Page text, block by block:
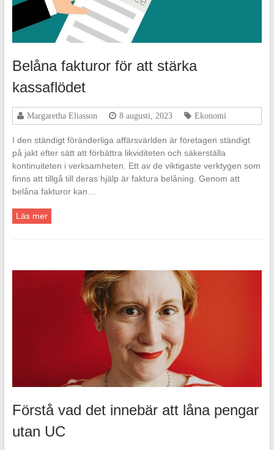
Belåna fakturor för att stärka
kassaflödet
Margaretha Eliasson 8 augusti, 2023 Ekonomi
I den ständigt föränderliga affärsvärlden är företagen ständigt
på jakt efter sätt att förbättra likviditeten och säkerställa
kontinuiteten i verksamheten. Ett av de viktigaste verktygen som
finns att tillgå till deras hjälp är faktura belåning. Genom att
belåna fakturor kan…
Läs mer
Förstå vad det innebär att låna pengar
utan UC